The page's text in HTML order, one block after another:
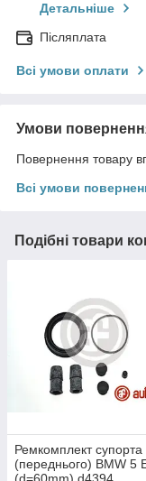
Детальніше
Післяплата
Всі умови оплати
Умови
Повернення товару
Всі умови
Подібні товари
Ремкомплект супорта
(переднього) BMW 5